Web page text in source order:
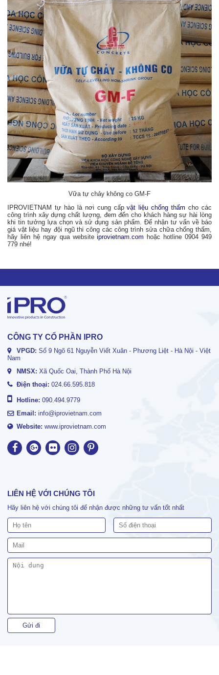
Vữa tự chảy không co GM-F
IPROVIETNAM tự hào là nơi cung cấpvật liệu chống thấm cho các
công trình xây dựng chất lượng, đem đến cho khách hàng sự hài lòng
khi tin tưởng lựa chọn và sử dụng sản phẩm. Để nhận tư vấn về báo
giá vật liệu hay đội ngũ thi công các công trình sửa chữa chống thấm,
hãy liên hệ ngay qua websiteiprovietnam.com hoặc hotline 0904 949
779 nhé!
CÔNG TY CỔ PHẦN IPRO
VPGD: Số 9 Ngõ 61 Nguyễn Viết Xuân - Phương Liệt - Hà Nội - Việt
Nam
NMSX: Xã Quốc Oai, Thành Phố Hà Nội
Điện thoại: 024.66.595.818
Hotline: 090.494.9779
Email: info@iprovietnam.com
Website: www.iprovietnam.com
LIÊN HỆ VỚI CHÚNG TÔI
Hãy liên hệ với chúng tôi để nhận được những tư vấn tốt nhất